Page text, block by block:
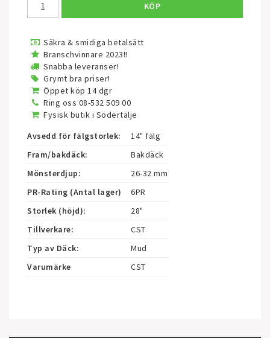
KÖP
Säkra & smidiga betalsätt
Branschvinnare 2023!!
Snabba leveranser!
Grymt bra priser!
Öppet köp 14 dgr
Ring oss 08-532 509 00
Fysisk butik i Södertälje
Avsedd för fälgstorlek:
14" fälg
Fram/bakdäck:
Bakdäck
Mönsterdjup:
26-32 mm
PR-Rating (Antal lager)
6PR
Storlek (höjd):
28"
Tillverkare:
CST
Typ av Däck:
Mud
Varumärke
CST